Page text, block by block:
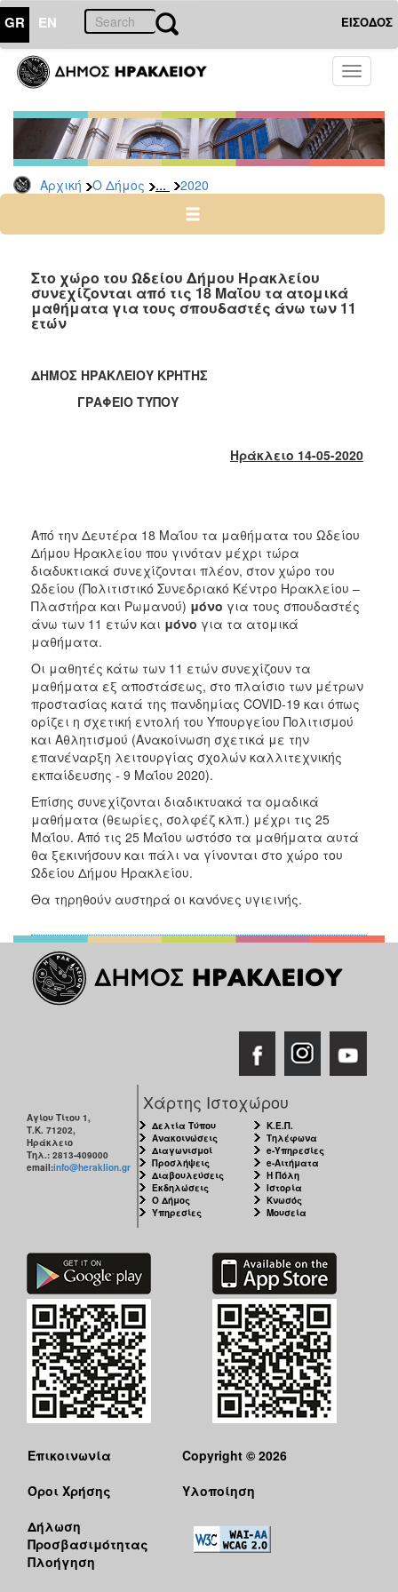
GR EN ΕΙΣΟΔΟΣ
Toggle
Αρχική Ο Δήμος ... 2020
ΔΗΜΟΣ
Δελτία
Τύπου
Αρχείο
2026
2024
2022
2021
2019
2018
2012
2011
2010
2006
ΤΟΠΟΣ
ΠΟΛΙΤΙΣΜΟΣ
ΑΝΘΕΚΤΙΚΗ
ΠΟΛΗ
Στο χώρο του Ωδείου Δήμου Ηρακλείου
συνεχίζονται από τις 18 Μαΐου τα ατομικά
μαθήματα για τους σπουδαστές άνω των 11
ετών
ΔΗΜΟΣ ΗΡΑΚΛΕΙΟΥ ΚΡΗΤΗΣ
ΓΡΑΦΕΙΟ ΤΥΠΟΥ
Ηράκλειο 14-05-2020
Από την Δευτέρα 18 Μαΐου τα μαθήματα του Ωδείου
Δήμου Ηρακλείου που γινόταν μέχρι τώρα
διαδυκτιακά συνεχίζονται πλέον, στον χώρο του
Ωδείου (Πολιτιστικό Συνεδριακό Κέντρο Ηρακλείου –
Πλαστήρα και Ρωμανού) μόνο για τους σπουδαστές
άνω των 11 ετών και μόνο για τα ατομικά
μαθήματα.
Οι μαθητές κάτω των 11 ετών συνεχίζουν τα
μαθήματα εξ αποστάσεως, στο πλαίσιο των μέτρων
προστασίας κατά της πανδημίας COVID-19 και όπως
ορίζει η σχετική εντολή του Υπουργείου Πολιτισμού
και Αθλητισμού (Ανακοίνωση σχετικά με την
επανέναρξη λειτουργίας σχολών καλλιτεχνικής
εκπαίδευσης - 9 Μαΐου 2020).
Επίσης συνεχίζονται διαδικτυακά τα ομαδικά
μαθήματα (θεωρίες, σολφέζ κλπ.) μέχρι τις 25
Μαΐου. Από τις 25 Μαΐου ωστόσο τα μαθήματα αυτά
θα ξεκινήσουν και πάλι να γίνονται στο χώρο του
Ωδείου Δήμου Ηρακλείου.
Θα τηρηθούν αυστηρά οι κανόνες υγιεινής.
Αγίου Τίτου 1,
Τ.Κ. 71202,
Ηράκλειο
Τηλ.: 2813-409000
email:info@heraklion.gr
Χάρτης Ιστοχώρου
Δελτία Τύπου
Ανακοινώσεις
Διαγωνισμοί
Προσλήψεις
Διαβουλεύσεις
Εκδηλώσεις
Ο Δήμος
Υπηρεσίες
Κ.Ε.Π.
Τηλέφωνα
e-Υπηρεσίες
e-Αιτήματα
Η Πόλη
Ιστορία
Κνωσός
Μουσεία
Επικοινωνία
Όροι Χρήσης
Δήλωση
Προσβασιμότητας
Πλοήγηση
Copyright © 2026
Υλοποίηση